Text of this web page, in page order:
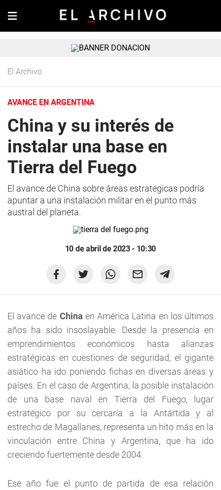
El Archivo
AVANCE EN ARGENTINA
China y su interés de
instalar una base en
Tierra del Fuego
El avance de China sobre áreas estratégicas podría
apuntar a una instalación militar en el punto más
austral del planeta.
10 de abril de 2023 - 10:30
El avance de China en América Latina en los últimos
años ha sido insoslayable. Desde la presencia en
emprendimientos económicos hasta alianzas
estratégicas en cuestiones de seguridad, el gigante
asiático ha ido poniendo fichas en diversas áreas y
países. En el caso de Argentina, la posible instalación
de una base naval en Tierra del Fuego, lugar
estratégico por su cercaría a la Antártida y al
estrecho de Magallanes, representa un hito más en la
vinculación entre China y Argentina, que ha ido
creciendo fuertemente desde 2004.
Ese año fue el punto de partida de esa relación